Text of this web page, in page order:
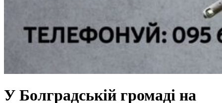
У Болградській громаді на